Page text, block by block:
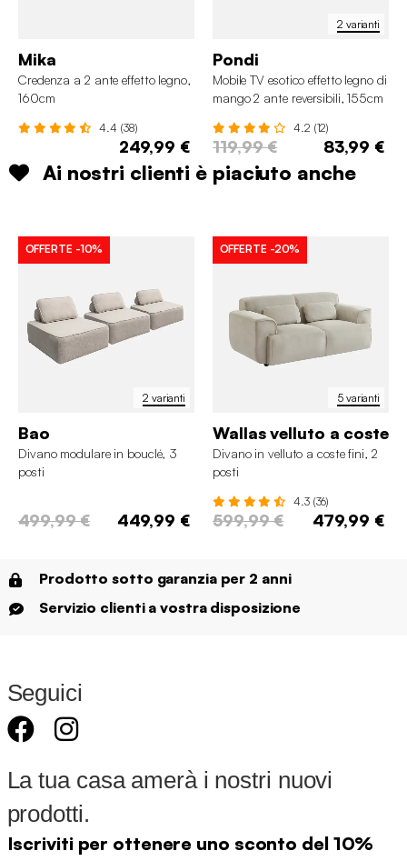
Mika
Credenza a 2 ante effetto legno,
160cm
4.4 (38)
249,99 €
2 varianti
Pondi
Mobile TV esotico effetto legno di
mango 2 ante reversibili, 155cm
4.2 (12)
119,99 € 83,99 €
Ai nostri clienti è piaciuto anche
2 varianti
OFFERTE -10%
Bao
Divano modulare in bouclé, 3
posti
499,99 € 449,99 €
5 varianti
OFFERTE -20%
Wallas velluto a coste
Divano in velluto a coste fini, 2
posti
4.3 (36)
599,99 € 479,99 €
Prodotto sotto garanzia per 2 anni
Servizio clienti a vostra disposizione
Seguici
La tua casa amerà i nostri nuovi
prodotti.
Iscriviti per ottenere uno sconto del 10%